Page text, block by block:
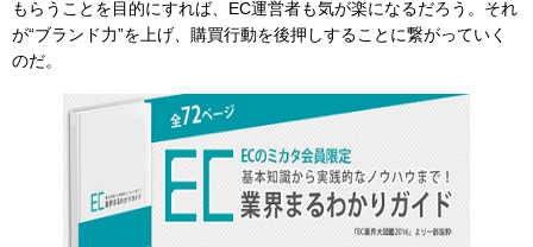
もらうことを目的にすれば、EC運営者も気が楽になるだろう。それ
が“ブランド力”を上げ、購買行動を後押しすることに繋がっていく
のだ。